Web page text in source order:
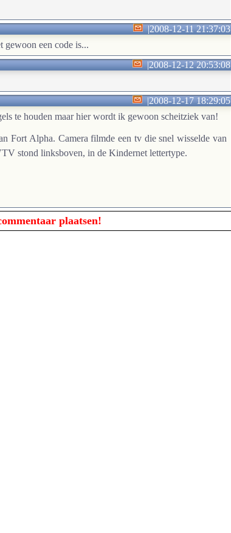
|2008-12-11 21:37:03
gewoon een code is...
|2008-12-12 20:53:08
|2008-12-17 18:29:05
te houden maar hier wordt ik gewoon scheitziek van!
Fort Alpha. Camera filmde een tv die snel wisselde van
stond linksboven, in de Kindernet lettertype.
plaatsen!